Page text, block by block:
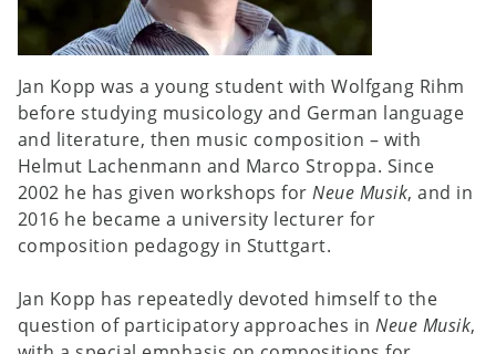
Jan Kopp was a young student with Wolfgang Rihm
before studying musicology and German language
and literature, then music composition – with
Helmut Lachenmann and Marco Stroppa. Since
2002 he has given workshops forNeue Musik, and in
2016 he became a university lecturer for
composition pedagogy in Stuttgart.
Jan Kopp has repeatedly devoted himself to the
question of participatory approaches inNeue Musik,